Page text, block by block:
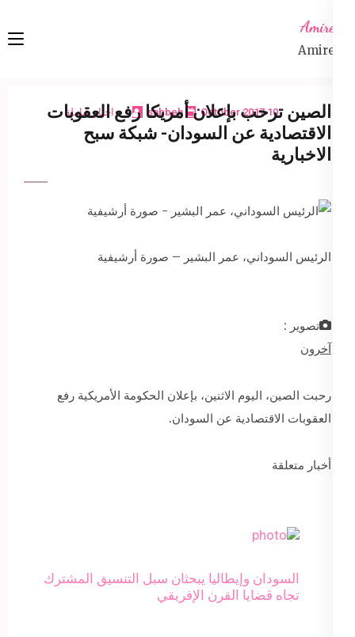
content
Enter)
Amireta
Amireta
10 October 2017
sabbeh اخبار شاملة
الصين ترحب بإعلان أمريكا رفع العقوبات
الاقتصادية عن السودان- شبكة سبح
الاخبارية
الرئيس السوداني، عمر البشير – صورة أرشيفية
تصوير :
آخرون
رحبت الصين، اليوم الاثنين، بإعلان الحكومة الأمريكية رفع
العقوبات الاقتصادية عن السودان.
أخبار متعلقة
السودان وإيطاليا يبحثان سبل التنسيق المشترك
تجاه قضايا القرن الإفريقي